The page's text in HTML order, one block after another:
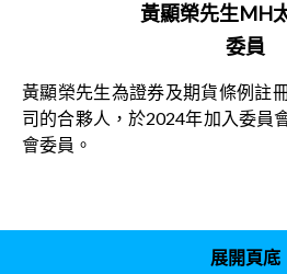
黃顯榮先生MH
委員
黃顯榮先生為證券及期貨條例註
司的合夥人，於2024年加入委員
會委員。
展開頁底